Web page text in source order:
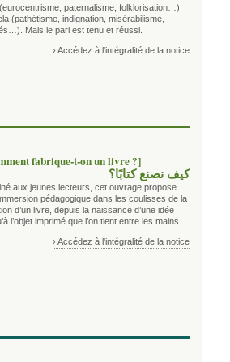
paternalisme, folklorisation…)
(pathétisme, indignation, misérabilisme,
Mais le pari est tenu et réussi.
› Accédez à l'intégralité de la notice
fabrique-t-on un livre ?]
كيف نصنع كتابًا؟
aux jeunes lecteurs, cet ouvrage propose
pédagogique dans les coulisses de la
d’un livre, depuis la naissance d’une idée
l’objet imprimé que l’on tient entre les mains.
› Accédez à l'intégralité de la notice